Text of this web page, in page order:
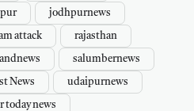
jodhpurnews
attack rajasthan
salumbernews
News udaipurnews
today news